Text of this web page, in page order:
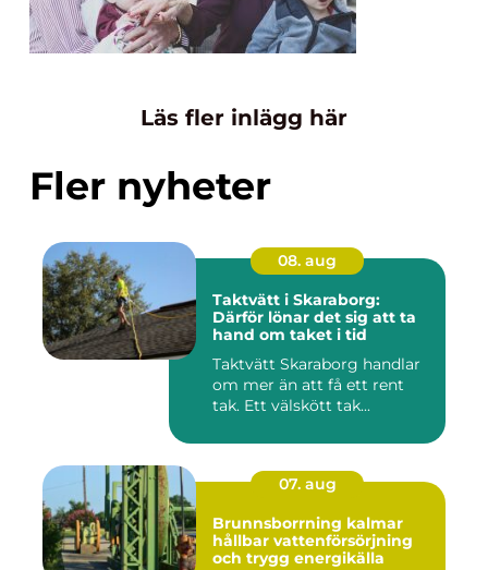
Läs fler inlägg här
Fler nyheter
08. aug
Taktvätt i Skaraborg:
Därför lönar det sig att ta
hand om taket i tid
Taktvätt Skaraborg handlar
om mer än att få ett rent
tak. Ett välskött tak...
07. aug
Brunnsborrning kalmar
hållbar vattenförsörjning
och trygg energikälla